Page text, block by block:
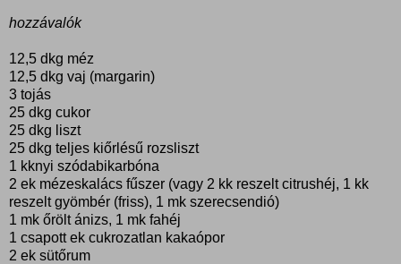
hozzávalók
12,5 dkg méz
12,5 dkg vaj (margarin)
3 tojás
25 dkg cukor
25 dkg liszt
25 dkg teljes kiőrlésű rozsliszt
1 kknyi szódabikarbóna
2 ek mézeskalács fűszer (vagy 2 kk reszelt citrushéj, 1 kk
reszelt gyömbér (friss), 1 mk szerecsendió)
1 mk őrölt ánizs, 1 mk fahéj
1 csapott ek cukrozatlan kakaópor
2 ek sütőrum